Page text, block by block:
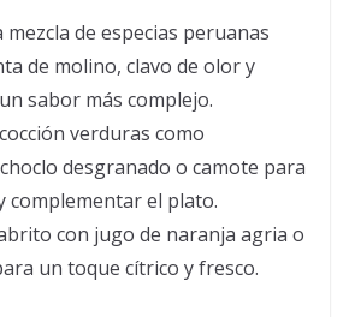
de especias peruanas
de molino, clavo de olor y
sabor más complejo.
verduras como
desgranado o camote para
complementar el plato.
con jugo de naranja agria o
un toque cítrico y fresco.